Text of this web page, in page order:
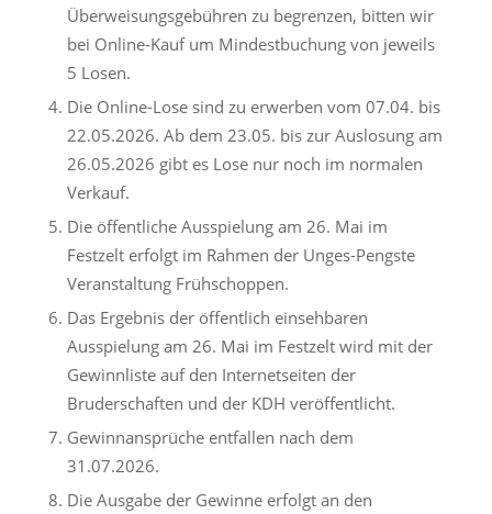
Überweisungsgebühren zu begrenzen, bitten wir
bei Online-Kauf um Mindestbuchung von jeweils
5 Losen.
Die Online-Lose sind zu erwerben vom 07.04. bis
22.05.2026. Ab dem 23.05. bis zur Auslosung am
26.05.2026 gibt es Lose nur noch im normalen
Verkauf.
Die öffentliche Ausspielung am 26. Mai im
Festzelt erfolgt im Rahmen der Unges-Pengste
Veranstaltung Frühschoppen.
Das Ergebnis der öffentlich einsehbaren
Ausspielung am 26. Mai im Festzelt wird mit der
Gewinnliste auf den Internetseiten der
Bruderschaften und der KDH veröffentlicht.
Gewinnansprüche entfallen nach dem
31.07.2026.
Die Ausgabe der Gewinne erfolgt an den